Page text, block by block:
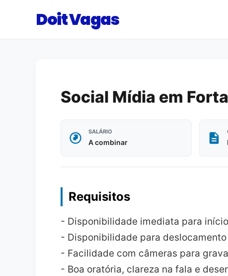
Doit Vagas
Social Mídia em
SALÁRIO
A combinar
Requisitos
- Disponibilidade imediata para início
- Disponibilidade para
- Facilidade com câmeras para
- Boa oratória, clareza na fala e